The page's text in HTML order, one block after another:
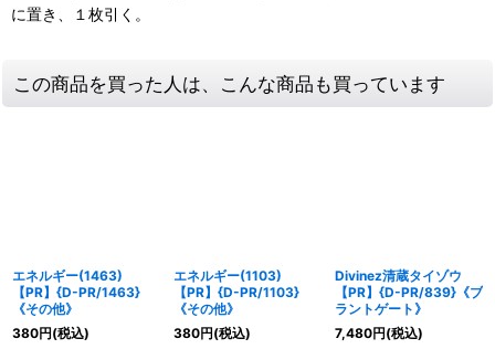
に置き、１枚引く。
この商品を買った人は、こんな商品も買っています
エネルギー(1463)
【PR】{D-PR/1463}
《その他》
380円(税込)
エネルギー(1103)
【PR】{D-PR/1103}
《その他》
380円(税込)
Divinez清蔵タイゾウ
【PR】{D-PR/839}《ブ
ラントゲート》
7,480円(税込)